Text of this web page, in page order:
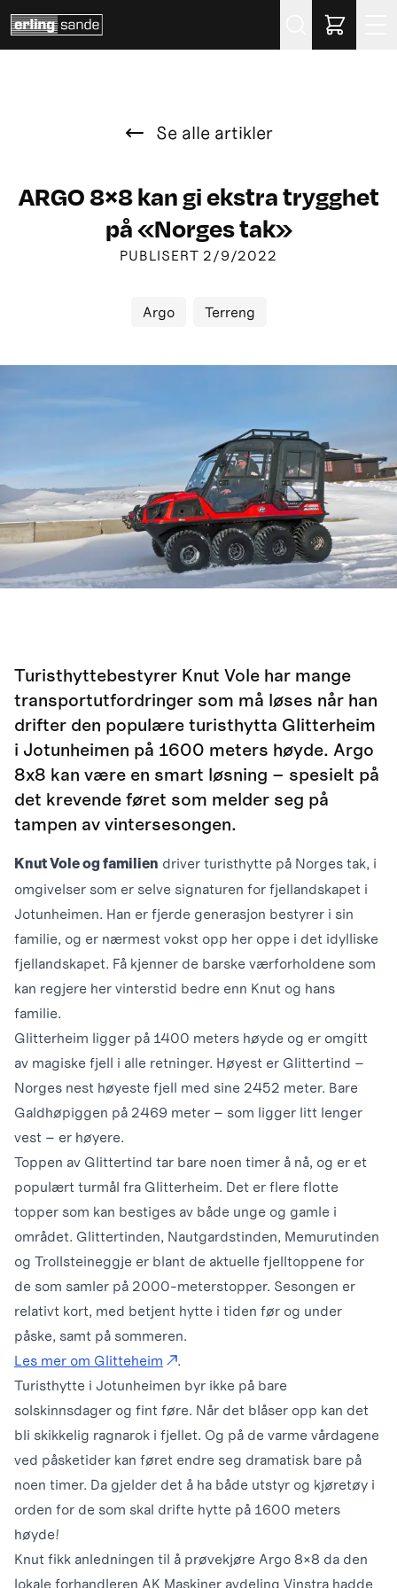
Se alle artikler
ARGO 8×8 kan gi ekstra trygghet
på «Norges tak»
PUBLISERT 2/9/2022
Argo Terreng
Turisthyttebestyrer Knut Vole har mange
transportutfordringer som må løses når han
drifter den populære turisthytta Glitterheim
i Jotunheimen på 1600 meters høyde. Argo
8x8 kan være en smart løsning – spesielt på
det krevende føret som melder seg på
tampen av vintersesongen.
Knut Vole og familien driver turisthytte på Norges tak, i
omgivelser som er selve signaturen for fjellandskapet i
Jotunheimen. Han er fjerde generasjon bestyrer i sin
familie, og er nærmest vokst opp her oppe i det idylliske
fjellandskapet. Få kjenner de barske værforholdene som
kan regjere her vinterstid bedre enn Knut og hans
familie.
Glitterheim ligger på 1400 meters høyde og er omgitt
av magiske fjell i alle retninger. Høyest er Glittertind –
Norges nest høyeste fjell med sine 2452 meter. Bare
Galdhøpiggen på 2469 meter – som ligger litt lenger
vest – er høyere.
Toppen av Glittertind tar bare noen timer å nå, og er et
populært turmål fra Glitterheim. Det er flere flotte
topper som kan bestiges av både unge og gamle i
området. Glittertinden, Nautgardstinden, Memurutinden
og Trollsteineggje er blant de aktuelle fjelltoppene for
de som samler på 2000-meterstopper. Sesongen er
relativt kort, med betjent hytte i tiden før og under
påske, samt på sommeren.
Les mer om Glitteheim
.
Turisthytte i Jotunheimen byr ikke på bare
solskinnsdager og fint føre. Når det blåser opp kan det
bli skikkelig ragnarok i fjellet. Og på de varme vårdagene
ved påsketider kan føret endre seg dramatisk bare på
noen timer. Da gjelder det å ha både utstyr og kjøretøy i
orden for de som skal drifte hytte på 1600 meters
høyde!
Knut fikk anledningen til å prøvekjøre Argo 8×8 da den
lokale forhandleren AK Maskiner avdeling Vinstra hadde